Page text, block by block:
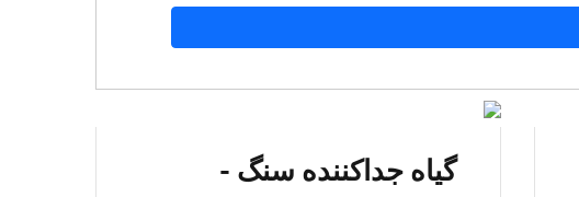
گیاه جداکننده سنگ -